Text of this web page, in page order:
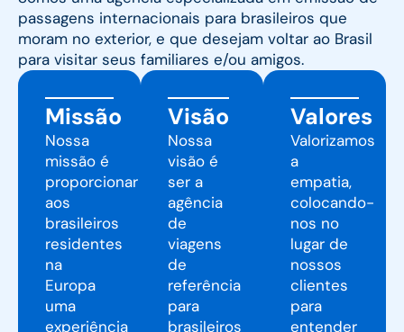
passagens internacionais para brasileiros que
moram no exterior, e que desejam voltar ao Brasil
para visitar seus familiares e/ou amigos.
Missão
Nossa
missão é
proporcionar
aos
brasileiros
residentes
na
Europa
uma
experiência
Visão
Nossa
visão é
ser a
agência
de
viagens
de
referência
para
brasileiros
Valores
Valorizamos
a
empatia,
colocando-
nos no
lugar de
nossos
clientes
para
entender